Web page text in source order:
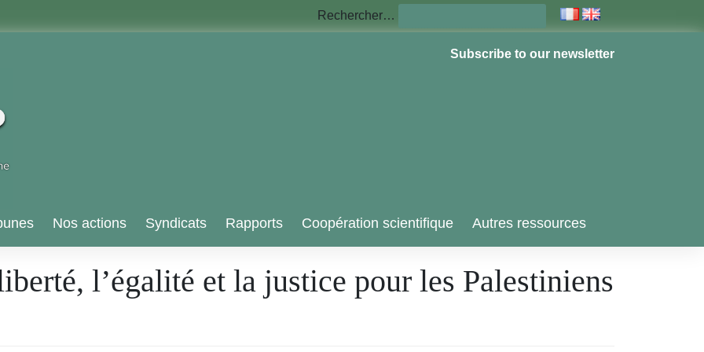
Rechercher…
Subscribe to our newsletter
Nos actions Syndicats Rapports Coopération scientifique Autres ressources
l’égalité et la justice pour les Palestiniens